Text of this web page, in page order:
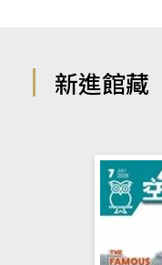
新進館藏